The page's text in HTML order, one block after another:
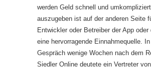
werden Geld schnell und umkompliziert
auszugeben ist auf der anderen Seite
Entwickler oder Betreiber der App oder
eine hervorragende Einnahmequelle.
Gespräch wenige Wochen nach dem
Siedler Online deutete ein Vertreter